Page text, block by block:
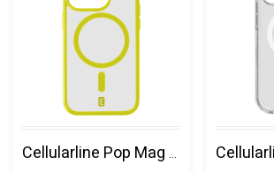
Cellularline Pop Mag - Iphone 15 Pro Max